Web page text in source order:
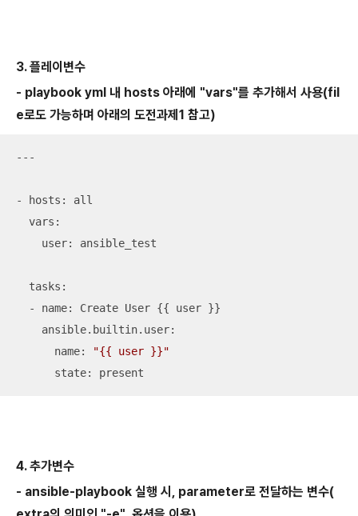
3. 플레이변수
- playbook yml 내 hosts 아래에 "vars"를 추가해서 사용(fil
e로도 가능하며 아래의 도전과제1 참고)
---
- hosts: all
  vars:
    user: ansible_test
  tasks:
  - name: Create User {{ user }}
    ansible.builtin.user:
      name:
"{{ user }}"
      state: present
4. 추가변수
- ansible-playbook 실행 시, parameter로 전달하는 변수(